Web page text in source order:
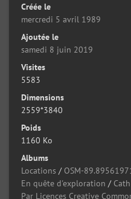
Créée le
mercredi 5 avril 1989
Ajoutée le
samedi 8 juin 2019
Visites
5583
Dimensions
2559*3840
Poids
1160 Ko
Albums
Locations / OSM-
En quête d'exploration /
Par Licences Creative